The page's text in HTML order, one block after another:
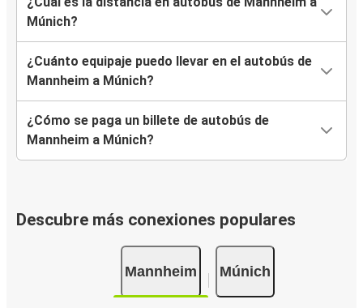
Múnich?
¿Cuánto equipaje puedo llevar en el autobús de
Mannheim a Múnich?
¿Cómo se paga un billete de autobús de
Mannheim a Múnich?
Descubre más conexiones populares
Mannheim Múnich